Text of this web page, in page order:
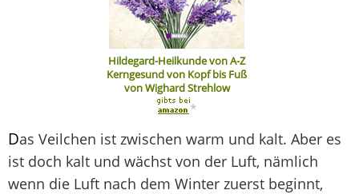
Hildegard-Heilkunde von A-Z
Kerngesund von Kopf bis Fuß
von Wighard Strehlow
*
Das Veilchen ist zwischen warm und kalt. Aber es
ist doch kalt und wächst von der Luft, nämlich
wenn die Luft nach dem Winter zuerst beginnt,